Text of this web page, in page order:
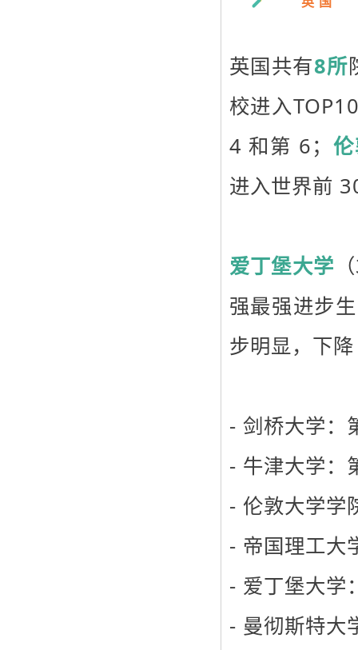
英国共有8所
校进入
4 和第 6；
进入世界前
爱丁堡大学
强最强进步
步明显，下
- 剑桥大学：
- 牛津大学：
- 伦敦大学学
- 帝国理工大
- 爱丁堡大学
- 曼彻斯特大